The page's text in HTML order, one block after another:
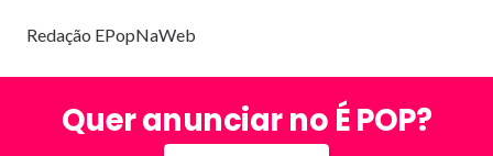
Redação EPopNaWeb
Quer anunciar no É POP?